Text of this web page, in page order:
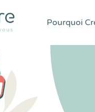
Pourquoi